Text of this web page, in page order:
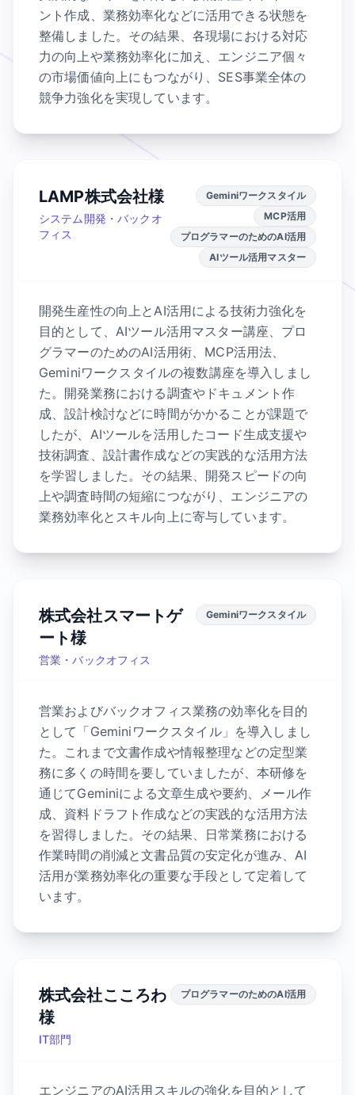
ント作成、業務効率化などに活用できる状態を
整備しました。その結果、各現場における対応
力の向上や業務効率化に加え、エンジニア個々
の市場価値向上にもつながり、SES事業全体の
競争力強化を実現しています。
LAMP株式会社様
システム開発・バックオ
フィス
Geminiワークスタイル
MCP活用
プログラマーのためのAI活用
AIツール活用マスター
開発生産性の向上とAI活用による技術力強化を
目的として、AIツール活用マスター講座、プロ
グラマーのためのAI活用術、MCP活用法、
Geminiワークスタイルの複数講座を導入しまし
た。開発業務における調査やドキュメント作
成、設計検討などに時間がかかることが課題で
したが、AIツールを活用したコード生成支援や
技術調査、設計書作成などの実践的な活用方法
を学習しました。その結果、開発スピードの向
上や調査時間の短縮につながり、エンジニアの
業務効率化とスキル向上に寄与しています。
株式会社スマートゲ
ート様
営業・バックオフィス
Geminiワークスタイル
営業およびバックオフィス業務の効率化を目的
として「Geminiワークスタイル」を導入しまし
た。これまで文書作成や情報整理などの定型業
務に多くの時間を要していましたが、本研修を
通じてGeminiによる文章生成や要約、メール作
成、資料ドラフト作成などの実践的な活用方法
を習得しました。その結果、日常業務における
作業時間の削減と文書品質の安定化が進み、AI
活用が業務効率化の重要な手段として定着して
います。
株式会社こころわ
様
IT部門
プログラマーのためのAI活用
エンジニアのAI活用スキルの強化を目的として